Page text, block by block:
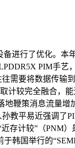
进行了优化。本
PIM手艺
需要将数据传输
计较完全融合，
地鞭策消息流量增
教平易近强调了
存计较”（PNM
韩国举行的